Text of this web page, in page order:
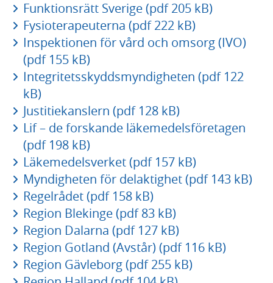
Funktionsrätt Sverige (pdf 205 kB)
Fysioterapeuterna (pdf 222 kB)
Inspektionen för vård och omsorg (IVO)
(pdf 155 kB)
Integritetsskyddsmyndigheten (pdf 122
kB)
Justitiekanslern (pdf 128 kB)
Lif – de forskande läkemedelsföretagen
(pdf 198 kB)
Läkemedelsverket (pdf 157 kB)
Myndigheten för delaktighet (pdf 143 kB)
Regelrådet (pdf 158 kB)
Region Blekinge (pdf 83 kB)
Region Dalarna (pdf 127 kB)
Region Gotland (Avstår) (pdf 116 kB)
Region Gävleborg (pdf 255 kB)